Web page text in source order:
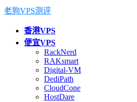
老狗VPS测评
香港VPS
便宜VPS
RackNerd
RAKsmart
Digital-VM
DediPath
CloudCone
HostDare